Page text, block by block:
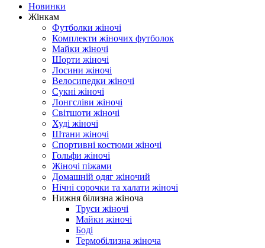
Новинки
Жінкам
Футболки жіночі
Комплекти жіночих футболок
Майки жіночі
Шорти жіночі
Лосини жіночі
Велосипедки жіночі
Сукні жіночі
Лонгсліви жіночі
Світшоти жіночі
Худі жіночі
Штани жіночі
Спортивні костюми жіночі
Гольфи жіночі
Жіночі піжами
Домашній одяг жіночий
Нічні сорочки та халати жіночі
Нижня білизна жіноча
Труси жіночі
Майки жіночі
Боді
Термобілизна жіноча